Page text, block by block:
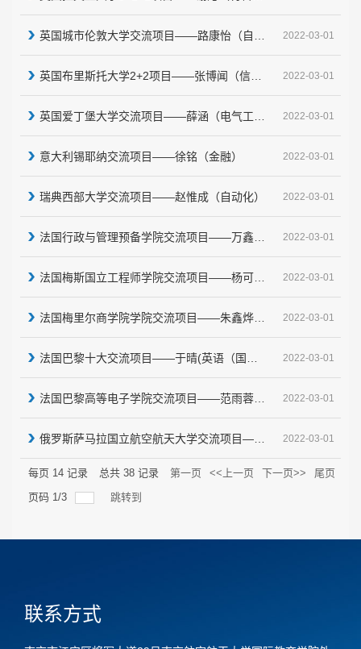
英国城市伦敦大学交流项目——路康怡（自动化） 2022-03-01
英国布里斯托大学2+2项目——张博闻（信息工程） 2022-03-01
英国爱丁堡大学交流项目——薛涵（电气工程及其自动化） 2022-03-01
意大利锡耶纳交流项目——徐铭（金融） 2022-03-01
瑞典西部大学交流项目——赵惟成（自动化） 2022-03-01
法国行政与管理预备学院交流项目——万鑫（会计学） 2022-03-01
法国梅斯国立工程师学院交流项目——杨可（飞行器动力工程） 2022-03-01
法国梅里尔商学院学院交流项目——朱鑫烨（工商管理） 2022-03-01
法国巴黎十大交流项目——于晴(英语（国际贸易）) 2022-03-01
法国巴黎高等电子学院交流项目——范雨蓉（信息工程） 2022-03-01
俄罗斯萨马拉国立航空航天大学交流项目——孙洋（飞行器设计与工程） 2022-03-01
每页 14 记录 总共 38 记录 第一页 <<上一页 下一页>>
尾页
页码 1/3 跳转到
联系方式